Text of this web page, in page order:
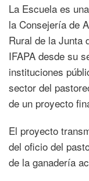
La Escuela es
la Consejería de
Rural de la Junta
IFAPA desde su
instituciones
sector del
de un proyecto
El proyecto
del oficio del
de la ganadería